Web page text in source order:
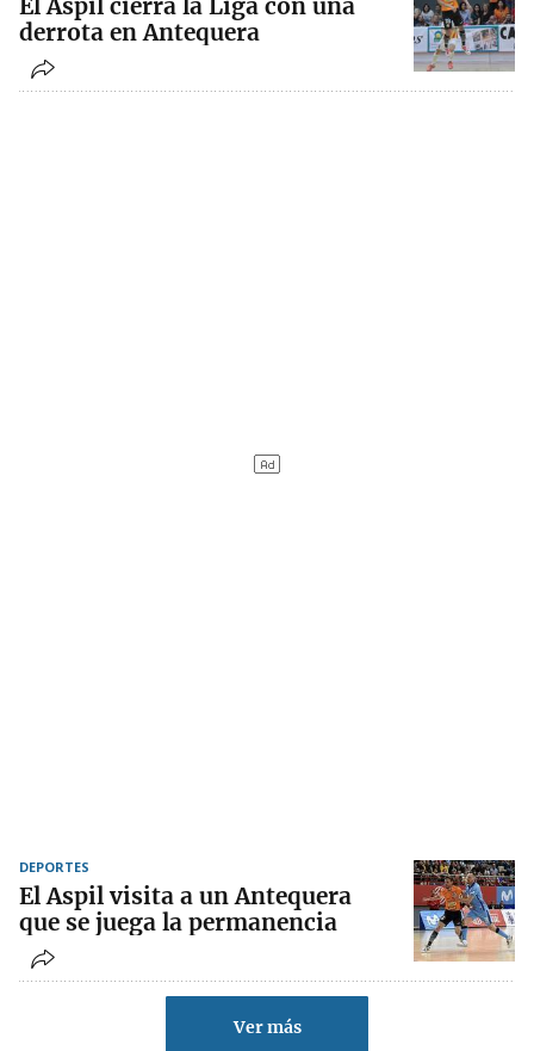
El Aspil cierra la Liga con una
derrota en Antequera
DEPORTES
El Aspil visita a un Antequera
que se juega la permanencia
Ver más